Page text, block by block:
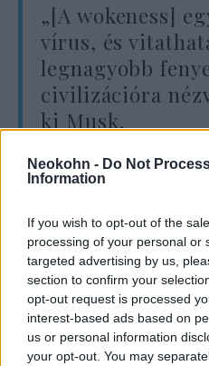
Neokohn - Do Not
Information
If you wish to opt-out of the
processing of your personal or
targeted advertising by us,
section to confirm your
opt-out request is processed
interest-based ads based on
us or personal information
your opt-out. You may
„[A wokeness]
vírus, és
legnagyobb
civilizációra
ki Musk.
megkérdezték, hogy
wokeness, amire azt
egy pozitív
törekednünk, és nem
lennénk”.